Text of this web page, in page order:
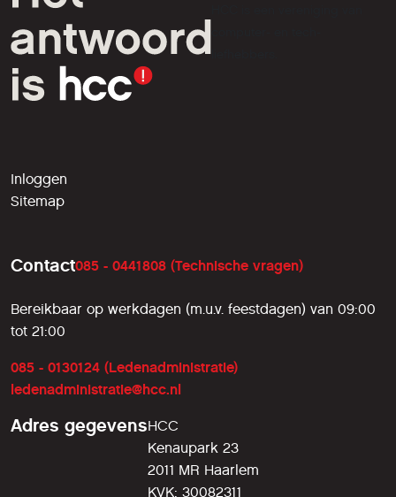
liefhebbers.
Inloggen
Sitemap
Contact085 - 0441808 (Technische vragen)
Bereikbaar op werkdagen (m.u.v. feestdagen) van 09:00
tot 21:00
085 - 0130124 (Ledenadministratie)
ledenadministratie@hcc.nl
Adres gegevensHCC
Kenaupark 23
2011 MR Haarlem
KVK: 30082311